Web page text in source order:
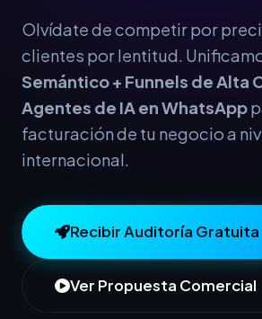
Olvídate de competir por
clientes por lentitud.
Semántico + Funnels de Alta
Agentes de IA en WhatsApp
facturación de tu negocio a
internacional.
Recibir Auditoría Gratuita
Ver Propuesta Comercial